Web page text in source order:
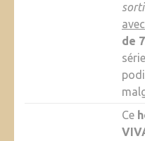
de
Ce